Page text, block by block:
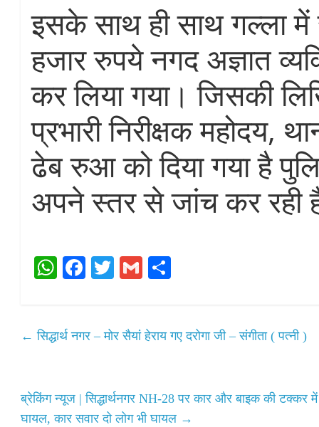
इसके साथ ही साथ गल्ला में
हजार रुपये नगद अज्ञात
कर लिया गया। जिसकी
प्रभारी निरीक्षक महोदय,
ढेब रुआ को दिया गया है
अपने स्तर से जांच कर रही
W
A
Fa
ok
T
r
G
← सिद्धार्थ नगर – मोर सैयां हेराय गए दरोगा जी – संगीता ( पत्नी )
ब्रेकिंग न्यूज | सिद्धार्थनगर NH-28 पर कार और बाइक की टक्कर
घायल, कार सवार दो लोग भी घायल →